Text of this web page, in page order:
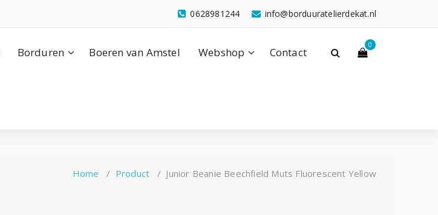
info@borduuratelierdekat.nl
0628981244
Borduren Boeren van Amstel Webshop Contact
0
Home / Product / Junior Beanie Beechfield Muts Fluorescent Yellow